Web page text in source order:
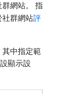
網站。 指
社群網站評
中指定範
顯示設